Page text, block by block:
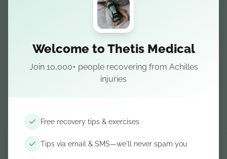
Welcome to Thetis Medical
Join 10,000+ people recovering from Achilles
injuries
Free recovery tips & exercises
Tips via email & SMS—we'll never spam you